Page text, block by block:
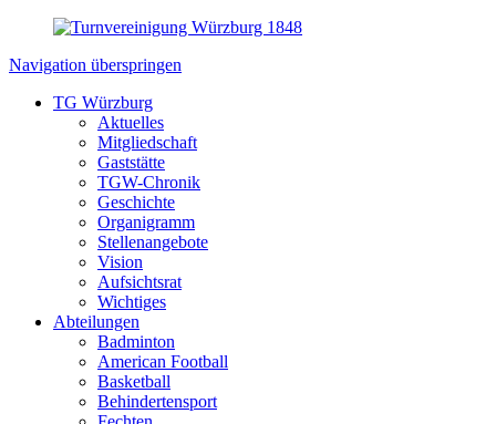
Navigation überspringen
TG Würzburg
Aktuelles
Mitgliedschaft
Gaststätte
TGW-Chronik
Geschichte
Organigramm
Stellenangebote
Vision
Aufsichtsrat
Wichtiges
Abteilungen
Badminton
American Football
Basketball
Behindertensport